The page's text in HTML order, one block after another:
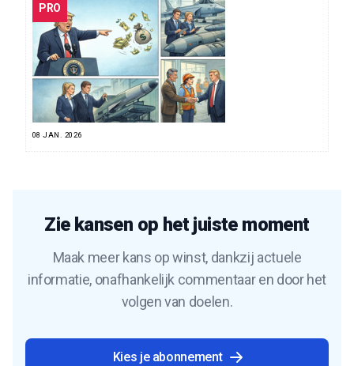
PRO
08 JAN. 2026
Zie kansen op het juiste moment
Maak meer kans op winst, dankzij actuele
informatie, onafhankelijk commentaar en door het
volgen van doelen.
Kies je abonnement